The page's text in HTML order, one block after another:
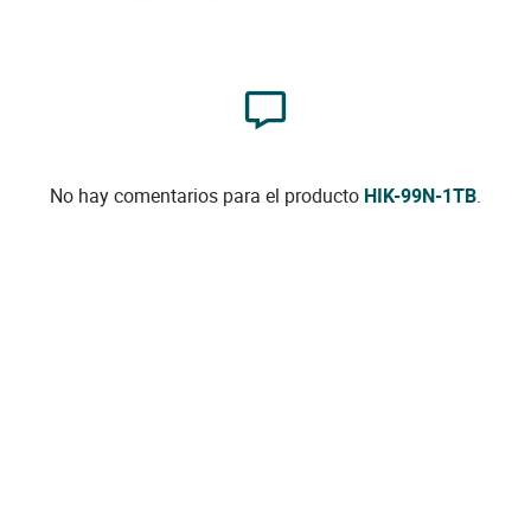
No hay comentarios para el producto HIK-99N-1TB.